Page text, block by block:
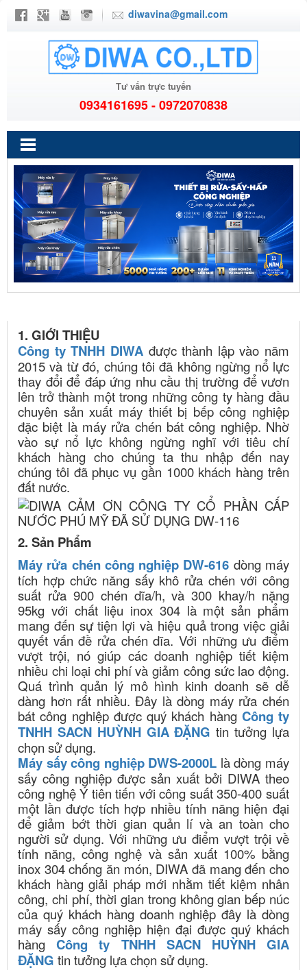
diwavina@gmail.com
Tư vấn trực tuyến
0934161695 - 0972070838
UYÊN, TỈNH BÌNH DƯƠNG
1. GIỚI THIỆU
Công ty TNHH DIWA được thành lập vào năm
2015 và từ đó, chúng tôi đã không ngừng nổ lực
thay đổi để đáp ứng nhu cầu thị trường để vươn
lên trở thành một trong những công ty hàng đầu
chuyên sản xuất máy thiết bị bếp công nghiệp
đặc biệt là máy rửa chén bát công nghiệp. Nhờ
vào sự nổ lực không ngừng nghĩ với tiêu chí
khách hàng cho chúng ta thu nhập đến nay
chúng tôi đã phục vụ gần 1000 khách hàng trên
đất nước.
2. Sản Phẩm
Máy rửa chén công nghiệp DW-616 dòng máy
tích hợp chức năng sấy khô rửa chén với công
suất rửa 900 chén dĩa/h, và 300 khay/h nặng
95kg với chất liệu inox 304 là một sản phẩm
mang đến sự tiện lợi và hiệu quả trong việc giải
quyết vấn đề rửa chén dĩa. Với những ưu điểm
vượt trội, nó giúp các doanh nghiệp tiết kiệm
nhiều chi loại chi phí và giảm công sức lao động.
Quá trình quản lý mô hình kinh doanh sẽ dễ
dàng hơn rất nhiều. Đây là dòng máy rửa chén
bát công nghiệp được quý khách hàng Công ty
TNHH SACN HUỲNH GIA ĐẶNG tin tưởng lựa
chọn sử dụng.
Máy sấy công nghiệp DWS-2000L là dòng máy
sấy công nghiệp được sản xuất bởi DIWA theo
công nghệ Ý tiên tiến với công suất 350-400 suất
một lần được tích hợp nhiều tính năng hiện đại
để giảm bớt thời gian quản lí và an toàn cho
người sử dụng. Với những ưu điểm vượt trội về
tính năng, công nghệ và sản xuất 100% bằng
inox 304 chống ăn món, DIWA đã mang đến cho
khách hàng giải pháp mới nhằm tiết kiệm nhân
công, chi phí, thời gian trong không gian bếp núc
của quý khách hàng doanh nghiệp đây là dòng
máy sấy công nghiệp hiện đại được quý khách
hàngCông ty TNHH SACN HUỲNH GIA
ĐẶNG tin tưởng lựa chọn sử dụng.